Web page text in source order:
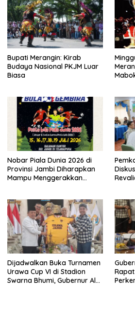
Bupati Merangin: Kirab
Budaya Nasional PKJM Luar
Biasa
Nobar Piala Dunia 2026 di
Provinsi Jambi Diharapkan
Mampu Menggerakkan
Dijadwalkan Buka Turnamen
Urawa Cup VI di Stadion
Swarna Bhumi, Gubernur Al